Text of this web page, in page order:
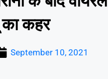
कहर
September 10, 2021